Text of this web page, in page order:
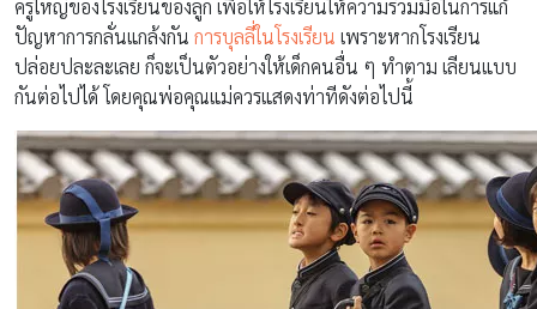
ครูใหญ่ของโรงเรียนของลูก เพื่อให้โรงเรียนให้ความร่วมมือในการแก้
ปัญหาการกลั่นแกล้งกัน การบุลลี่ในโรงเรียน เพราะหากโรงเรียน
ปล่อยปละละเลย ก็จะเป็นตัวอย่างให้เด็กคนอื่น ๆ ทำตาม เลียนแบบ
กันต่อไปได้ โดยคุณพ่อคุณแม่ควรแสดงท่าทีดังต่อไปนี้